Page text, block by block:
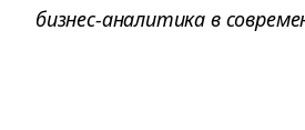
бизнес-аналитика в